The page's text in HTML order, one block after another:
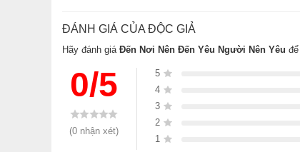
đã nắm được nghệ thuật yêu thương bản thân,
đối xử tử tế với mọi người xung quanh. Đó
trên hành trình đi tìm kiếm bản thể hoàn hảo
chọn, như chọn an nhàn hay vất vả, chọn tình
chọn trên đường đời. Bất kể quyết định ấy đưa
cần, biết đủ để dừng lại đúng lúc, từ đó cuộc
Hy vọng sau khi gập lại những trang sách cuối
ĐÁNH GIÁ CỦA ĐỘC GIẢ
Hãy đánh giá Đến Nơi Nên Đến Yêu Người Nên Yêu
0/5
(0 nhận xét)
5
4
3
2
1